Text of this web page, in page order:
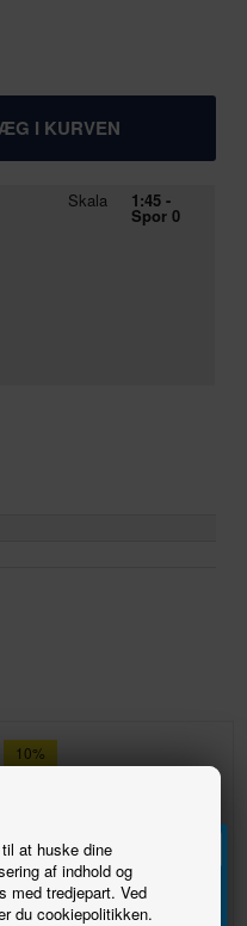
at huske dine
af indhold og
med tredjepart. Ved
du cookiepolitikken.
Skala 1:45 -
Spor 0
10%